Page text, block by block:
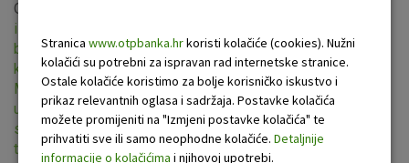
OTP banka donijela je odluku o novim
izdavanje i korištenje Visa Classic revolving kartice OTP
banke,Općim uvjetima za izdavanje i korištenje Visa Gold
kartice OTP banke,Općim uvjetima za izdavanje i korištenje
MasterCard Standard revolving kartice OTP banke ,
uvjetima poslovanja za tekuće račune, novimKamatnim
stopama OTP banke za kredite građana i prekoračenja po
tekućem računu koji stupaju na snagu 21. listopada 2013.
Stranica www.otpbanka.hrkoristi kolačiće (cookies). Nužni
kolačići su potrebni za ispravan rad internetske stranice.
Ostale kolačiće koristimo za bolje korisničko iskustvo i
prikaz relevantnih oglasa i sadržaja. Postavke kolačića
možete promijeniti na "Izmjeni postavke kolačića" te
prihvatiti sve ili samo neophodne kolačiće. Detaljnije
informacije o kolačićima i njihovoj upotrebi.